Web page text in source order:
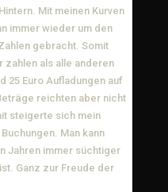
Mit meinen Kurven
immer wieder um den
gebracht. Somit
zahlen als alle anderen
25 Euro Aufladungen auf
reichten aber nicht
steigerte sich mein
Man kann
Jahren immer süchtiger
Ganz zur Freude der